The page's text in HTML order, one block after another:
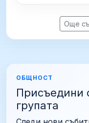
Още
ОБЩНОСТ
Присъедини
групата